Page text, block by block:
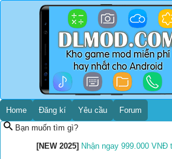
Home Đăng kí Yêu cầu
Forum
Bạn muốn tìm gì?
[NEW 2025] Nhận ngay 999.000